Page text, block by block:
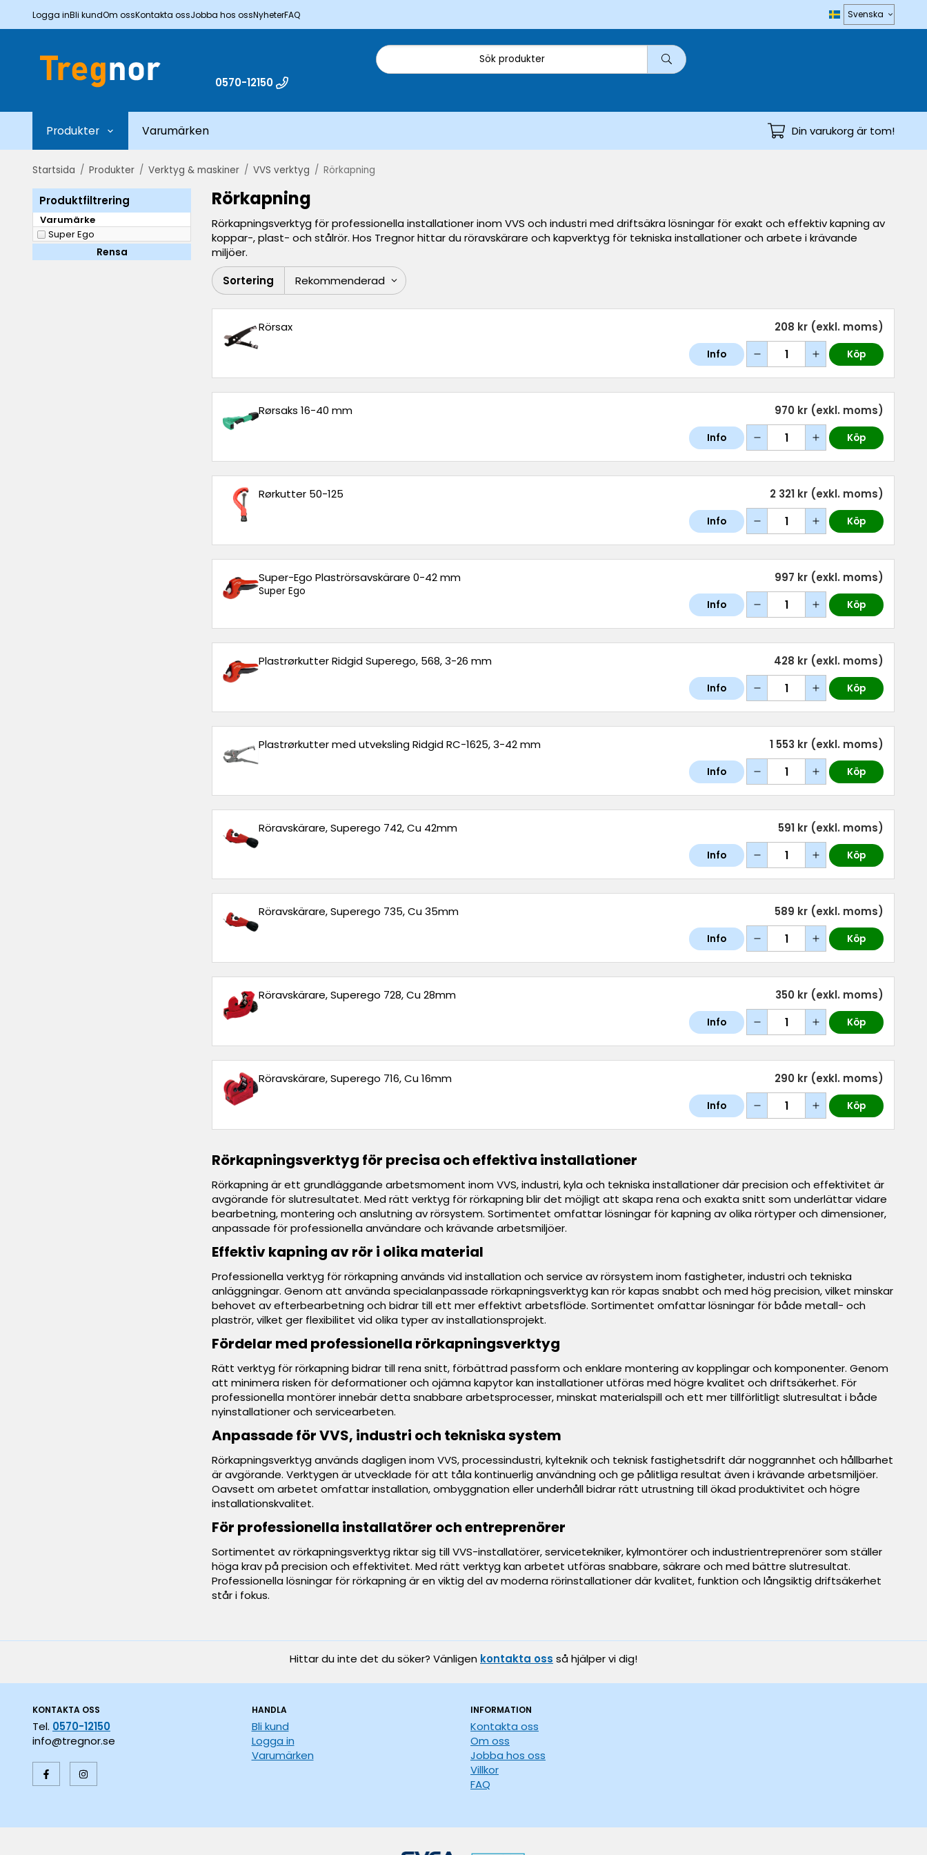
Logga inBli kundOm ossKontakta ossJobba hos ossNyheterFAQ
0570-12150
Produkter Varumärken Din varukorg är tom!
Startsida / Produkter / Verktyg & maskiner / VVS verktyg / Rörkapning
Produktfiltrering
Varumärke
Super Ego
Rensa
Rörkapning
Rörkapningsverktyg för professionella installationer inom VVS och industri med driftsäkra lösningar för exakt och effektiv kapning av
koppar-, plast- och stålrör. Hos Tregnor hittar du röravskärare och kapverktyg för tekniska installationer och arbete i krävande
miljöer.
Sortering
Rörsax 208 kr (exkl. moms)
Info Köp
Rørsaks 16-40 mm 970 kr (exkl. moms)
Info Köp
Rørkutter 50-125 2 321 kr (exkl. moms)
Info Köp
Super-Ego Plaströrsavskärare 0-42 mm
Super Ego
997 kr (exkl. moms)
Info Köp
Plastrørkutter Ridgid Superego, 568, 3-26 mm 428 kr (exkl. moms)
Info Köp
Plastrørkutter med utveksling Ridgid RC-1625, 3-42 mm 1 553 kr (exkl. moms)
Info Köp
Röravskärare, Superego 742, Cu 42mm 591 kr (exkl. moms)
Info Köp
Röravskärare, Superego 735, Cu 35mm 589 kr (exkl. moms)
Info Köp
Röravskärare, Superego 728, Cu 28mm 350 kr (exkl. moms)
Info Köp
Röravskärare, Superego 716, Cu 16mm 290 kr (exkl. moms)
Info Köp
Rörkapningsverktyg för precisa och effektiva installationer
Rörkapning är ett grundläggande arbetsmoment inom VVS, industri, kyla och tekniska installationer där precision och effektivitet är
avgörande för slutresultatet. Med rätt verktyg för rörkapning blir det möjligt att skapa rena och exakta snitt som underlättar vidare
bearbetning, montering och anslutning av rörsystem. Sortimentet omfattar lösningar för kapning av olika rörtyper och dimensioner,
anpassade för professionella användare och krävande arbetsmiljöer.
Effektiv kapning av rör i olika material
Professionella verktyg för rörkapning används vid installation och service av rörsystem inom fastigheter, industri och tekniska
anläggningar. Genom att använda specialanpassade rörkapningsverktyg kan rör kapas snabbt och med hög precision, vilket minskar
behovet av efterbearbetning och bidrar till ett mer effektivt arbetsflöde. Sortimentet omfattar lösningar för både metall- och
plaströr, vilket ger flexibilitet vid olika typer av installationsprojekt.
Fördelar med professionella rörkapningsverktyg
Rätt verktyg för rörkapning bidrar till rena snitt, förbättrad passform och enklare montering av kopplingar och komponenter. Genom
att minimera risken för deformationer och ojämna kapytor kan installationer utföras med högre kvalitet och driftsäkerhet. För
professionella montörer innebär detta snabbare arbetsprocesser, minskat materialspill och ett mer tillförlitligt slutresultat i både
nyinstallationer och servicearbeten.
Anpassade för VVS, industri och tekniska system
Rörkapningsverktyg används dagligen inom VVS, processindustri, kylteknik och teknisk fastighetsdrift där noggrannhet och hållbarhet
är avgörande. Verktygen är utvecklade för att tåla kontinuerlig användning och ge pålitliga resultat även i krävande arbetsmiljöer.
Oavsett om arbetet omfattar installation, ombyggnation eller underhåll bidrar rätt utrustning till ökad produktivitet och högre
installationskvalitet.
För professionella installatörer och entreprenörer
Sortimentet av rörkapningsverktyg riktar sig till VVS-installatörer, servicetekniker, kylmontörer och industrientreprenörer som ställer
höga krav på precision och effektivitet. Med rätt verktyg kan arbetet utföras snabbare, säkrare och med bättre slutresultat.
Professionella lösningar för rörkapning är en viktig del av moderna rörinstallationer där kvalitet, funktion och långsiktig driftsäkerhet
står i fokus.
Hittar du inte det du söker? Vänligen kontakta oss så hjälper vi dig!
KONTAKTA OSS
Tel. 0570-12150
info@tregnor.se
HANDLA
Bli kund
Logga in
Varumärken
INFORMATION
Kontakta oss
Om oss
Jobba hos oss
Villkor
FAQ